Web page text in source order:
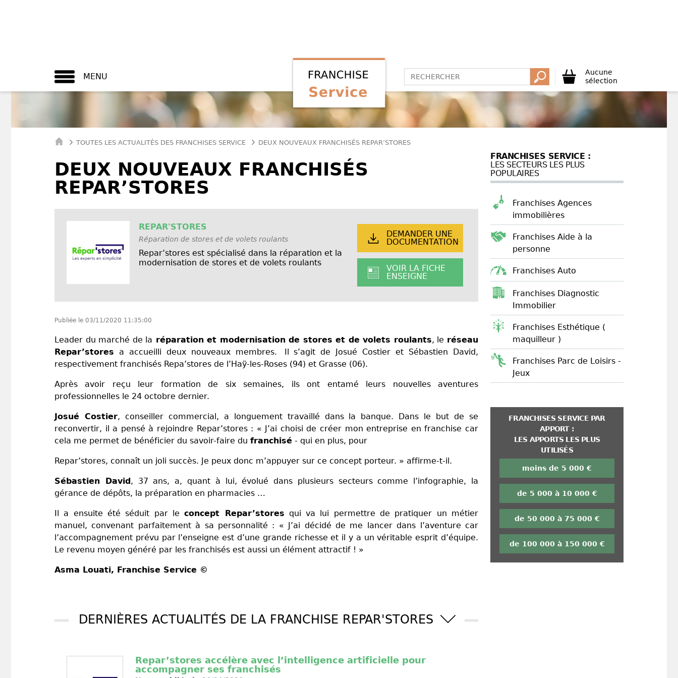
MENU
Aucune
sélection
TOUTES LES ACTUALITÉS DES FRANCHISES SERVICE DEUX NOUVEAUX FRANCHISÉS REPAR’STORES
DEUX NOUVEAUX FRANCHISÉS
REPAR’STORES
REPAR'STORES
Réparation de stores et de volets roulants
Repar’stores est spécialisé dans la réparation et la
modernisation de stores et de volets roulants
DEMANDER UNE
DOCUMENTATION
VOIR LA FICHE
ENSEIGNE
Publiée le 03/11/2020 11:35:00
Leader du marché de la réparation et modernisation de stores et de volets roulants, le réseau
Repar’stores a accueilli deux nouveaux membres. Il s’agit de Josué Costier et Sébastien David,
respectivement franchisés Repa’stores de l’Haÿ-les-Roses (94) et Grasse (06).
Après avoir reçu leur formation de six semaines, ils ont entamé leurs nouvelles aventures
professionnelles le 24 octobre dernier.
Josué Costier, conseiller commercial, a longuement travaillé dans la banque. Dans le but de se
reconvertir, il a pensé à rejoindre Repar’stores : « J’ai choisi de créer mon entreprise en franchise car
cela me permet de bénéficier du savoir-faire du franchisé - qui en plus, pour
Repar’stores, connaît un joli succès. Je peux donc m’appuyer sur ce concept porteur. » affirme-t-il.
Sébastien David , 37 ans, a, quant à lui, évolué dans plusieurs secteurs comme l’infographie, la
gérance de dépôts, la préparation en pharmacies …
Il a ensuite été séduit par leconcept Repar’stores qui va lui permettre de pratiquer un métier
manuel, convenant parfaitement à sa personnalité : « J’ai décidé de me lancer dans l’aventure car
l’accompagnement prévu par l’enseigne est d’une grande richesse et il y a un véritable esprit d’équipe.
Le revenu moyen généré par les franchisés est aussi un élément attractif ! »
Asma Louati, Franchise Service ©
DERNIÈRES ACTUALITÉS DE LA FRANCHISE REPAR'STORES
Repar’stores accélère avec l’intelligence artificielle pour
accompagner ses franchisés
FRANCHISES SERVICE :
LES SECTEURS LES PLUS
POPULAIRES
Franchises Agences
immobilières
Franchises Aide à la
personne
Franchises Auto
Franchises Diagnostic
Immobilier
Franchises Esthétique (
maquilleur )
Franchises Parc de Loisirs -
Jeux
FRANCHISES SERVICE PAR
APPORT :
LES APPORTS LES PLUS
UTILISÉS
moins de 5 000 €
de 5 000 à 10 000 €
de 50 000 à 75 000 €
de 100 000 à 150 000 €